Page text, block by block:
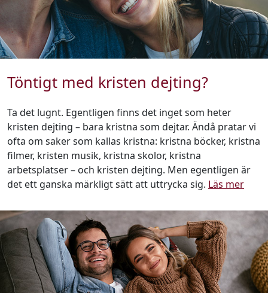
Töntigt med kristen dejting?
Ta det lugnt. Egentligen finns det inget som heter
kristen dejting – bara kristna som dejtar. Ändå pratar vi
ofta om saker som kallas kristna: kristna böcker, kristna
filmer, kristen musik, kristna skolor, kristna
arbetsplatser – och kristen dejting. Men egentligen är
det ett ganska märkligt sätt att uttrycka sig. Läs mer